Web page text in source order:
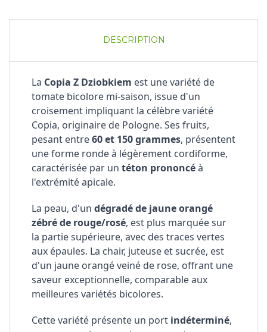
DESCRIPTION
La Copia Z Dziobkiem est une variété de
tomate bicolore mi-saison, issue d'un
croisement impliquant la célèbre variété
Copia, originaire de Pologne. Ses fruits,
pesant entre60 et 150 grammes, présentent
une forme ronde à légèrement cordiforme,
caractérisée par un téton prononcéà
l'extrémité apicale.
La peau, d'un dégradé de jaune orangé
zébré de rouge/rosé, est plus marquée sur
la partie supérieure, avec des traces vertes
aux épaules. La chair, juteuse et sucrée, est
d'un jaune orangé veiné de rose, offrant une
saveur exceptionnelle, comparable aux
meilleures variétés bicolores.
Cette variété présente un port indéterminé,